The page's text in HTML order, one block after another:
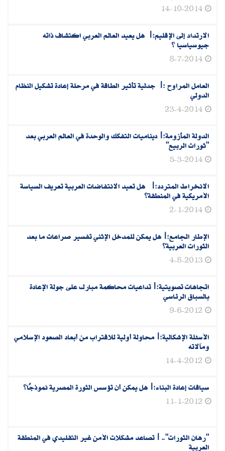
14-10-2014
‬الارتداد إلى الإقليم‮:‬| هل يعيد العالم العربي اكتشاف ذاته
جيوسياسيا ؟
8-7-2014
العامل المراوح :| جدلية تأثير الطاقة في مرحلة إعادة تشكيل النظام
الدولي
23-4-2014
الدولة المأزومة‮:‬|ديناميات التفكك والوحدة في العالم العربي بعد‮
"‬ثورات الربيع‮"‬
5-3-2014
الانخراط المتردد‮:‬| ‮ ‬هل تعيد الانتفاضات العربية تعريف السياسة
الأمريكية في المنطقة؟
2-1-2014
الإطار الجامع‮:‬|هل يمكن للمدخل الإثني تفسير صراعات ما بعد
الثورات العربية؟
4-8-2013
اتجاهات تصويتية:|تداعيات محاكمة مبارك على جولة الإعادة
بالسباق الرئاسي
9-6-2012
الأسئلة الإشكالية‮:‬|محاولة أولية للاقتراب من أبعاد الصعود الإسلامي
ومآلاته
14-4-2012
سياقات إعادة البناء‮:‬|هل‮ ‬يمكن أن تؤسس الثورة المصرية نموذجًا؟
11-1-2012
"رهان الثورات".. |تصاعد مشكلات الأمن غير التقليدي في المنطقة
العربية